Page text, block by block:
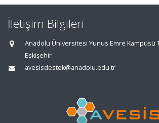
İletişim Bilgileri
Anadolu Üniversitesi Yunus Emre Kampüsü
Eskişehir
avesisdestek@anadolu.edu.tr